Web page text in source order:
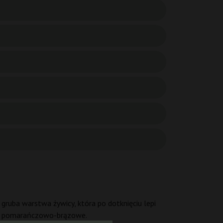
warstwa żywicy, która po dotknięciu lepi
brązowe.